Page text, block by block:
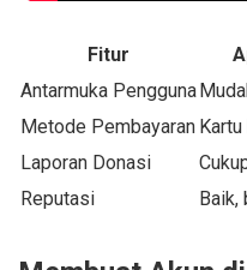
Fitur
Antarmuka Pengguna
Metode Pembayaran
Laporan Donasi
Reputasi
Baik,